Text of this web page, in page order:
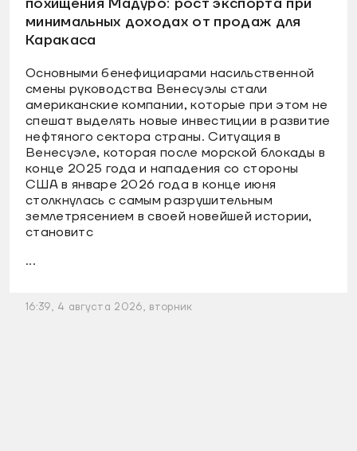
похищения Мадуро: рост экспорта при
минимальных доходах от продаж для
Каракаса
Основными бенефициарами насильственной
смены руководства Венесуэлы стали
американские компании, которые при этом не
спешат выделять новые инвестиции в развитие
нефтяного сектора страны. Ситуация в
Венесуэле, которая после морской блокады в
конце 2025 года и нападения со стороны
США в январе 2026 года в конце июня
столкнулась с самым разрушительным
землетрясением в своей новейшей истории,
становитс
...
16:39, 4 августа 2026, вторник